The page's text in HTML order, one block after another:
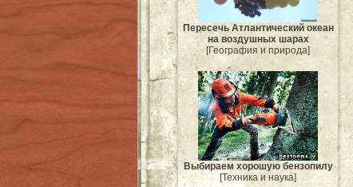
Пересечь Атлантический океан
на воздушных шарах
[География и природа]
Выбираем хорошую бензопилу
[Техника и наука]